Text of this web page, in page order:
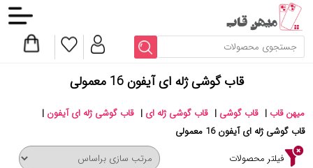
قاب گوشی ژله ای آیفون 16 معمولی
میهن قاب | قاب گوشی | قاب گوشی ژله ای | قاب گوشی ژله ای آیفون |
قاب گوشی ژله ای آیفون 16 معمولی
فیلتر محصولات